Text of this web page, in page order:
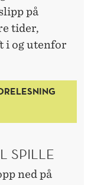
på
tider,
i og utenfor
SPILLE
ned på